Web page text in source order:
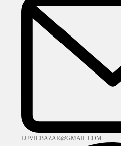
LUVICBAZAR@GMAIL.COM